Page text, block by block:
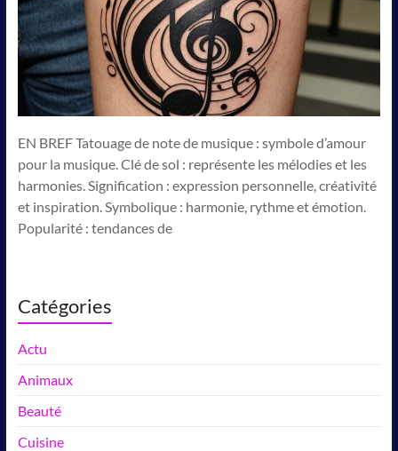
EN BREF Tatouage de note de musique : symbole d’amour
pour la musique. Clé de sol : représente les mélodies et les
harmonies. Signification : expression personnelle, créativité
et inspiration. Symbolique : harmonie, rythme et émotion.
Popularité : tendances de
Catégories
Actu
Animaux
Beauté
Cuisine